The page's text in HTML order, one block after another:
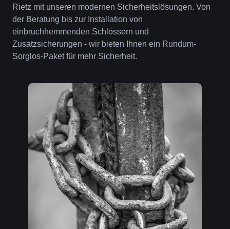
Rietz mit unseren modernen Sicherheitslösungen. Von
der Beratung bis zur Installation von
einbruchhemmenden Schlössern und
Zusatzsicherungen - wir bieten Ihnen ein Rundum-
Sorglos-Paket für mehr Sicherheit.